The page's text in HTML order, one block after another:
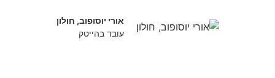
אורי יוסופוב, חולון
עובד בהייטק